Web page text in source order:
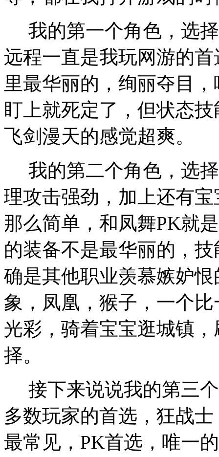
我的第一个角色，选
远程一直是我玩网游的
里最华丽的，绚丽夺目
盯上就死定了，但状态
飞剑漫天的感觉超爽。
我的第二个角色，选
理攻击强劲，加上还有
那么简单，和凤舞PK就
的装备不是最华丽的，
确是其他职业羡慕嫉妒
象，凤凰，猴子，一个
光彩，骑着宝宝逛城镇
择。
接下来说说我的第三
多数玩家的首选，狂战
最常见，PK首选，唯一